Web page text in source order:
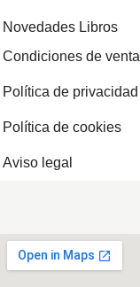
Novedades Libros
Condiciones de venta
Política de privacidad
Política de cookies
Aviso legal